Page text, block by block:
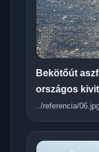
Bekötőút
országos
../referencia/